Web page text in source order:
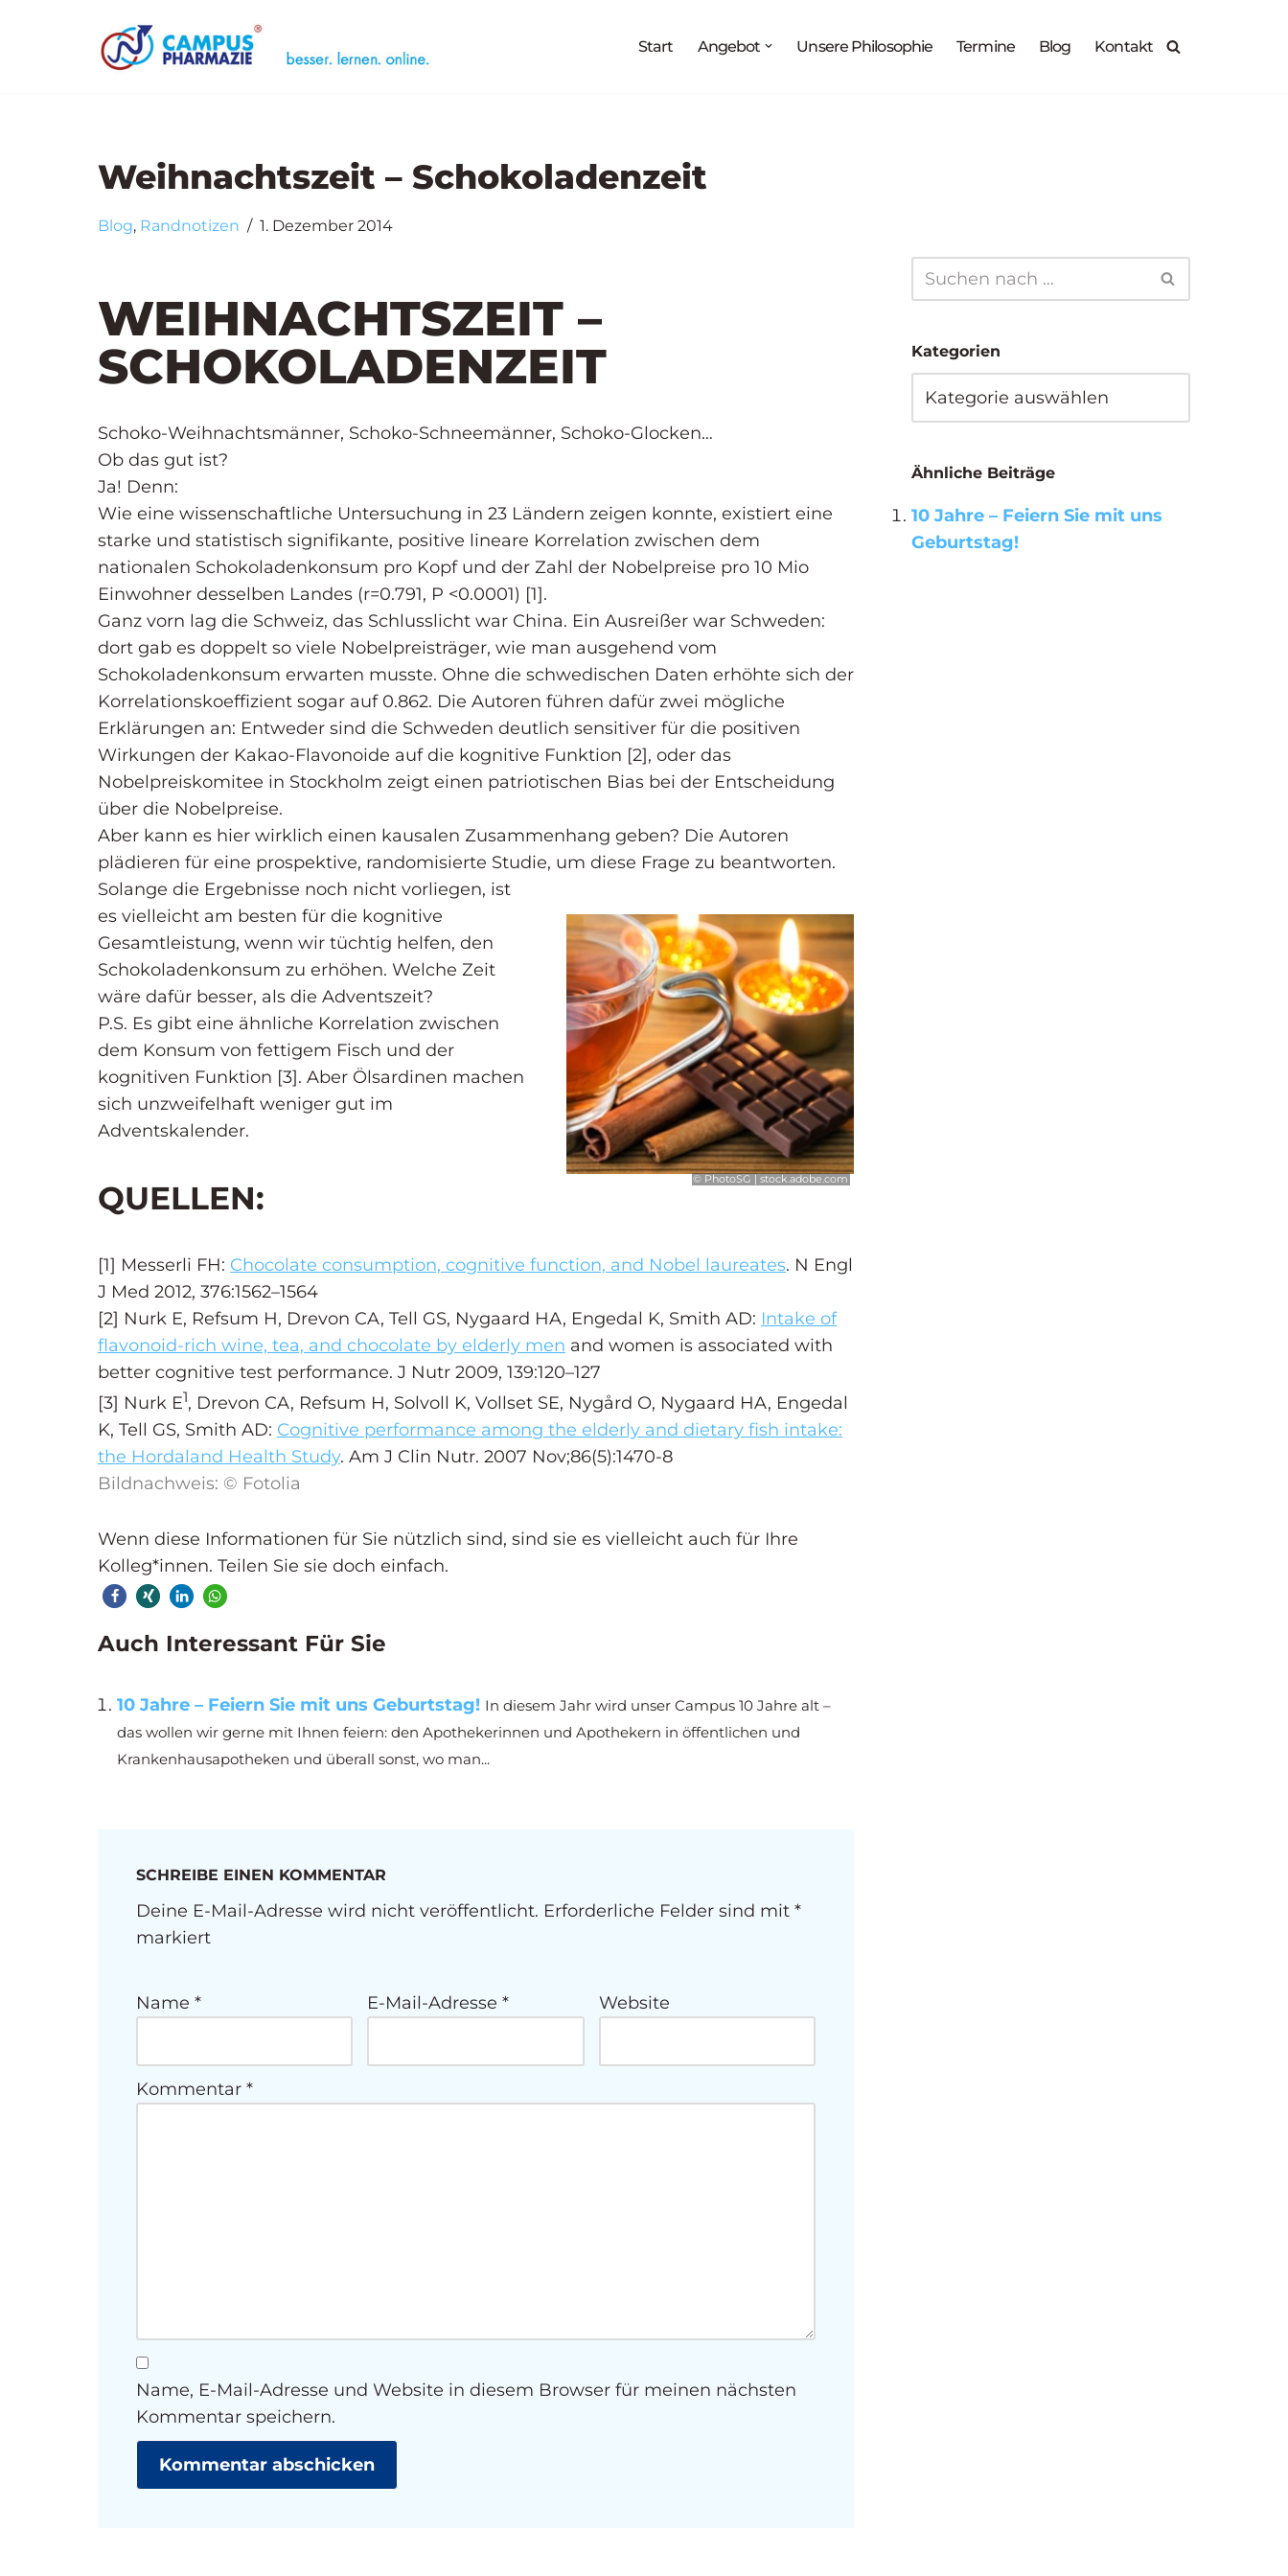
Case Training
27.08. - 02.09.2026
Start Angebot Unsere Philosophie Termine Blog Kontakt
Weihnachtszeit – Schokoladenzeit
Blog, Randnotizen 1. Dezember 2014
WEIHNACHTSZEIT –
SCHOKOLADENZEIT
Schoko-Weihnachtsmänner, Schoko-Schneemänner, Schoko-Glocken…
Ob das gut ist?
Ja! Denn:
Wie eine wissenschaftliche Untersuchung in 23 Ländern zeigen konnte, existiert eine
starke und statistisch signifikante, positive lineare Korrelation zwischen dem
nationalen Schokoladenkonsum pro Kopf und der Zahl der Nobelpreise pro 10 Mio
Einwohner desselben Landes (r=0.791, P <0.0001) [1].
Ganz vorn lag die Schweiz, das Schlusslicht war China. Ein Ausreißer war Schweden:
dort gab es doppelt so viele Nobelpreisträger, wie man ausgehend vom
Schokoladenkonsum erwarten musste. Ohne die schwedischen Daten erhöhte sich der
Korrelationskoeffizient sogar auf 0.862. Die Autoren führen dafür zwei mögliche
Erklärungen an: Entweder sind die Schweden deutlich sensitiver für die positiven
Wirkungen der Kakao-Flavonoide auf die kognitive Funktion [2], oder das
Nobelpreiskomitee in Stockholm zeigt einen patriotischen Bias bei der Entscheidung
über die Nobelpreise.
Aber kann es hier wirklich einen kausalen Zusammenhang geben? Die Autoren
plädieren für eine prospektive, randomisierte Studie, um diese Frage zu bean
© PhotoSG | stock.adobe.com
tworten.
Solange die Ergebnisse noch nicht vorliegen, ist
es vielleicht am besten für die kognitive
Gesamtleistung, wenn wir tüchtig helfen, den
Schokoladenkonsum zu erhöhen. Welche Zeit
wäre dafür besser, als die Adventszeit?
P.S. Es gibt eine ähnliche Korrelation zwischen
dem Konsum von fettigem Fisch und der
kognitiven Funktion [3]. Aber Ölsardinen machen
sich unzweifelhaft weniger gut im
Adventskalender.
QUELLEN:
[1] Messerli FH: Chocolate consumption, cognitive function, and Nobel laureates. N Engl
J Med 2012, 376:1562–1564
[2] Nurk E, Refsum H, Drevon CA, Tell GS, Nygaard HA, Engedal K, Smith AD: Intake of
flavonoid-rich wine, tea, and chocolate by elderly men and women is associated with
better cognitive test performance. J Nutr 2009, 139:120–127
[3] Nurk E1, Drevon CA, Refsum H, Solvoll K, Vollset SE, Nygård O, Nygaard HA, Engedal
K, Tell GS, Smith AD: Cognitive performance among the elderly and dietary fish intake:
the Hordaland Health Study. Am J Clin Nutr. 2007 Nov;86(5):1470-8
Bildnachweis: © Fotolia
Wenn diese Informationen für Sie nützlich sind, sind sie es vielleicht auch für Ihre
Kolleg*innen. Teilen Sie sie doch einfach.
Auch Interessant Für Sie
10 Jahre – Feiern Sie mit uns Geburtstag! In diesem Jahr wird unser Campus 10 Jahre alt –
das wollen wir gerne mit Ihnen feiern: den Apothekerinnen und Apothekern in öffentlichen und
Krankenhausapotheken und überall sonst, wo man...
SCHREIBE EINEN KOMMENTAR
Deine E-Mail-Adresse wird nicht veröffentlicht. Erforderliche Felder sind mit *
markiert
Name * E-Mail-Adresse* Website
Kommentar *
Name, E-Mail-Adresse und Website in diesem Browser für meinen nächsten
Kommentar speichern.
Kategorien
Ähnliche Beiträge
10 Jahre – Feiern Sie mit uns
Geburtstag!